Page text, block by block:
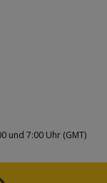
und 7:00 Uhr (GMT)